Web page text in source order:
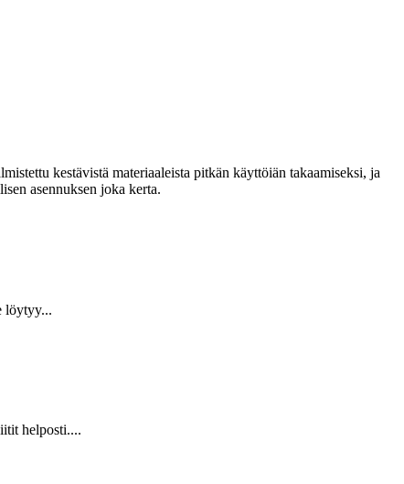
kestävistä materiaaleista pitkän käyttöiän takaamiseksi, ja
asennuksen joka kerta.
löytyy...
helposti....